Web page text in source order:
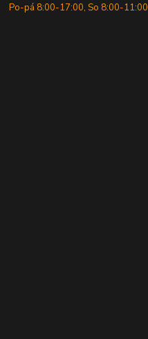
Po-pá 8:00-17:00, So 8:00-11:00